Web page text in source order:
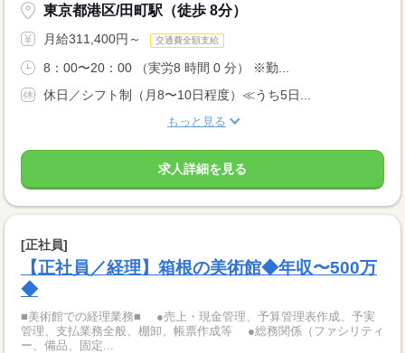
東京都港区/田町駅（徒歩 8分）
月給311,400円～ 交通費全額支給
8：00〜20：00 （実労8 時間 0 分） ※勤...
休日／シフト制（月8〜10日程度）≪うち5日...
もっと見る
求人詳細を見る
[正社員]
【正社員／経理】箱根の美術館◆年収〜500万
◆
■美術館での経理業務■ ●売上・現金管理、予算管理表作成、予実
管理、支払業務全般、棚卸、帳票作成等 ●総務関係（ファシリティ
ー、備品、固定...